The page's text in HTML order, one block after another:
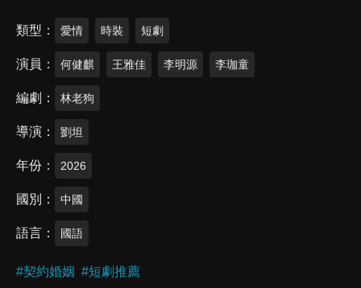
類型 愛情 時裝 短劇
演員 何健麒 王雅佳 李明源 李珈童
編劇 林老狗
導演 劉坦
年份 2026
國別 中國
語言 國語
#契約婚姻 #短劇推薦